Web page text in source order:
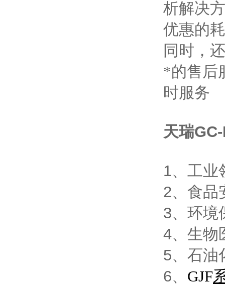
析解决
优惠的
同时，
*的售后
时服务
天瑞
1、工业
2、食品
3、环境
4、生物
5、石油
6、 GJF